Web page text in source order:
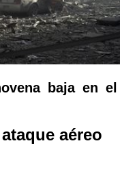
baja en el
aéreo